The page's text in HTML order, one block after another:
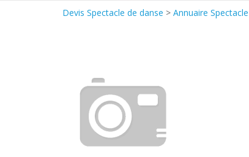
Devis Spectacle de danse > Annuaire